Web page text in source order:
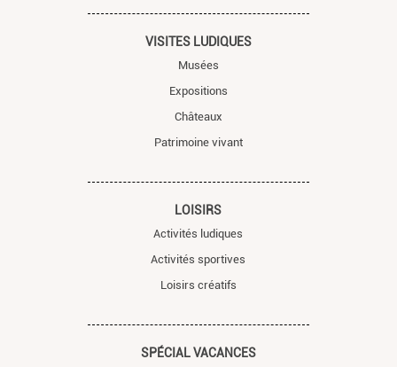
VISITES LUDIQUES
Musées
Expositions
Châteaux
Patrimoine vivant
LOISIRS
Activités ludiques
Activités sportives
Loisirs créatifs
SPÉCIAL VACANCES